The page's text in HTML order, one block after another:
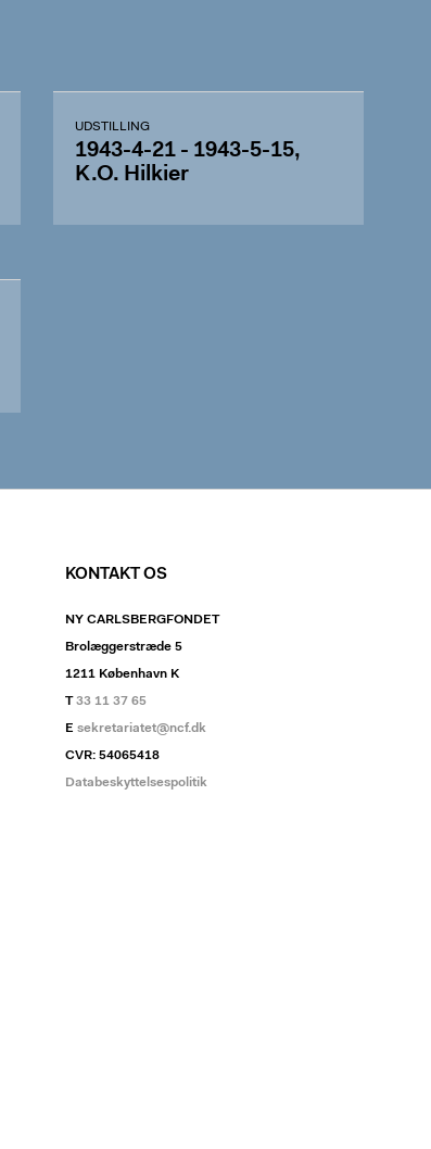
UDSTILLING
1943-4-21 - 1943-5-15,
K.O. Hilkier
KONTAKT OS
NY CARLSBERGFONDET
Brolæggerstræde 5
1211 København K
T33 11 37 65
E sekretariatet@ncf.dk
CVR: 54065418
Databeskyttelsespolitik